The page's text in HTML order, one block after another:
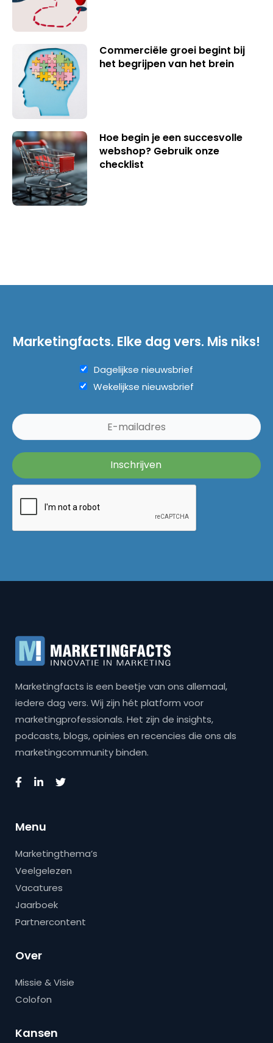
Commerciële groei begint bij
het begrijpen van het brein
Hoe begin je een succesvolle
webshop? Gebruik onze
checklist
Marketingfacts. Elke dag vers. Mis niks!
Dagelijkse nieuwsbrief
Wekelijkse nieuwsbrief
Marketingfacts is een beetje van ons allemaal,
iedere dag vers. Wij zijn hét platform voor
marketingprofessionals. Het zijn de insights,
podcasts, blogs, opinies en recencies die ons als
marketingcommunity binden.
Menu
Marketingthema’s
Veelgelezen
Vacatures
Jaarboek
Partnercontent
Over
Missie & Visie
Colofon
Kansen